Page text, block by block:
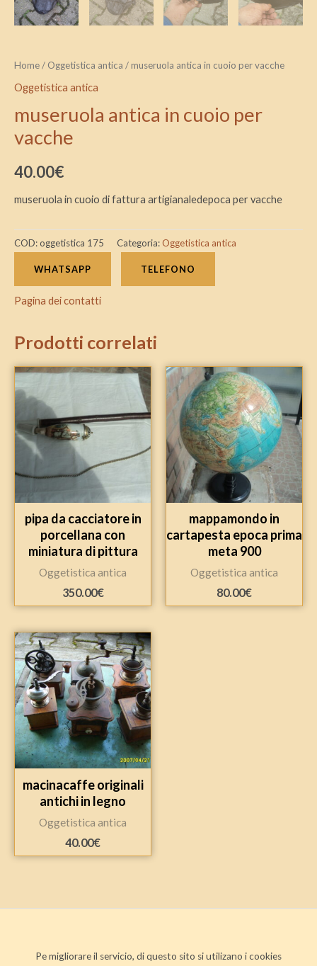
Home/ Oggetistica antica / museruola antica in cuoio per vacche
Oggetistica antica
museruola antica in cuoio per
vacche
40.00€
museruola in cuoio di fattura artigianaledepoca per vacche
COD:oggetistica 175 Categoria: Oggetistica antica
WHATSAPP TELEFONO
Pagina dei contatti
Prodotti correlati
pipa da cacciatore in
porcellana con
miniatura di pittura
Oggetistica antica
350.00€
mappamondo in
cartapesta epoca prima
meta 900
Oggetistica antica
80.00€
macinacaffe originali
antichi in legno
Oggetistica antica
40.00€
Pe migliorare il servicio, di questo sito si utilizano i cookies